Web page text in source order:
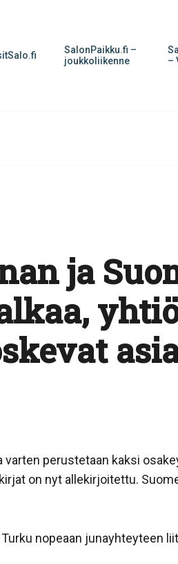
SalonPaikku.fi –
joukkoliikenne
–
ja
perustetaan kaksi
on nyt allekirjoitettu.
nopeaan junayhteyteen